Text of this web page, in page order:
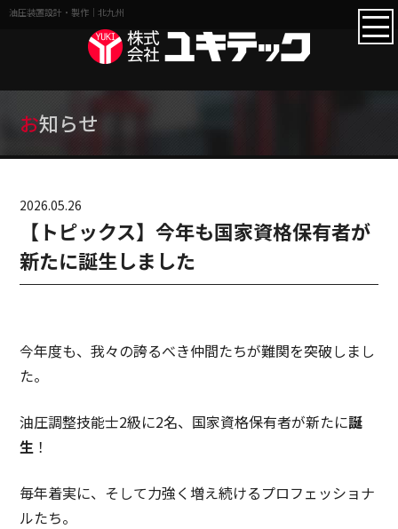
油圧装置設計・製作｜北九州
お知らせ
2026.05.26
【トピックス】今年も国家資格保有者が
新たに誕生しました
今年度も、我々の誇るべき仲間たちが難関を突破しまし
た。
油圧調整技能士2級に2名、国家資格保有者が新たに誕
生 ！
毎年着実に、そして力強く増え続けるプロフェッショナ
ルたち。